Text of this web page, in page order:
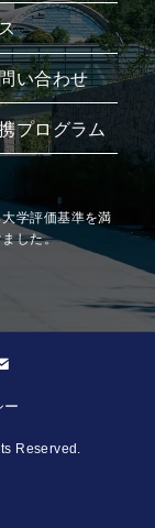
い合わせ
プログラム
学評価基準を満
した。
ー
Reserved.